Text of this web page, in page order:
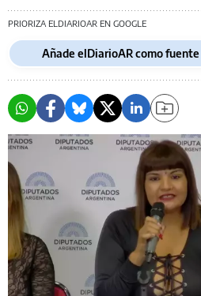
PRIORIZA ELDIARIOAR EN GOOGLE
Añade elDiarioAR como